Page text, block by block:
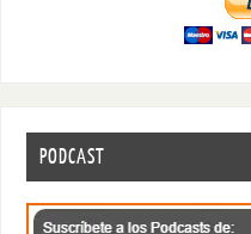
PODCAST